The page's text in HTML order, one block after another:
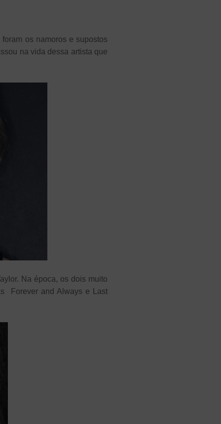
os namoros e supostos
na vida dessa artista que
Na época, os dois muito
Forever and Always e Last